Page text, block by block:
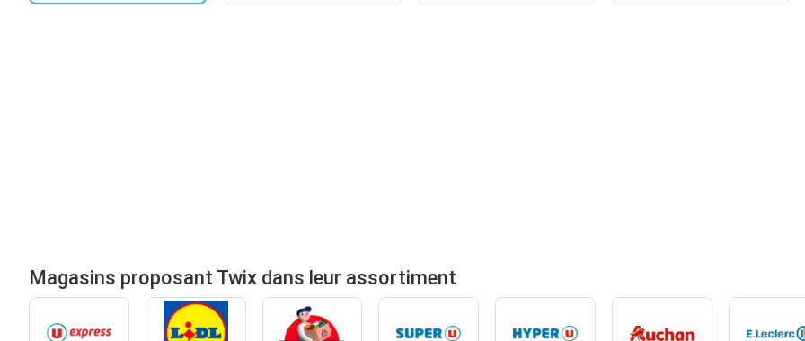
Magasins proposant Twix dans leur assortiment